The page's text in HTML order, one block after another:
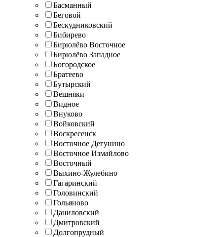
Басманный
Беговой
Бескудниковский
Бибирево
Бирюлёво Восточное
Бирюлёво Западное
Богородское
Братеево
Бутырский
Вешняки
Видное
Внуково
Войковский
Воскресенск
Восточное Дегунино
Восточное Измайлово
Восточный
Выхино-Жулебино
Гагаринский
Головинский
Гольяново
Даниловский
Дмитровский
Долгопрудный